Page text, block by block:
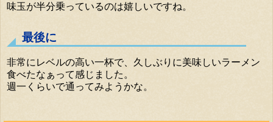
味玉が半分乗っているのは嬉しいですね。
最後に
非常にレベルの高い一杯で、久しぶりに美味しいラーメン
食べたなぁって感じました。
週一くらいで通ってみようかな。